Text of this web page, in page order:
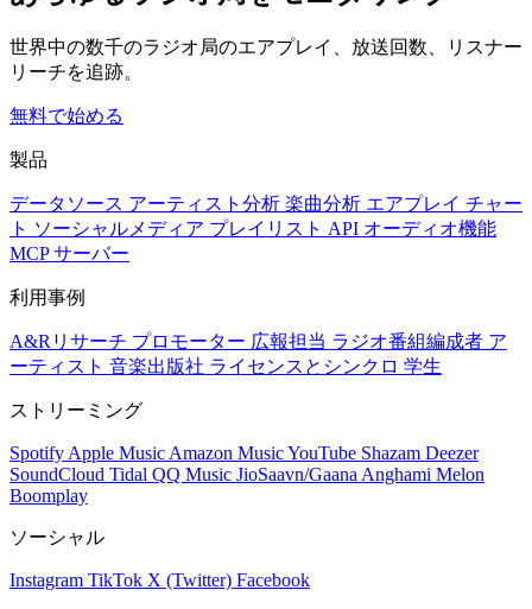
世界中の数千のラジオ局のエアプレイ、放送回数、リスナー
リーチを追跡。
無料で始める
製品
データソース アーティスト分析 楽曲分析 エアプレイ チャー
ト ソーシャルメディア プレイリスト API オーディオ機能
MCP サーバー
利用事例
A&Rリサーチ プロモーター 広報担当 ラジオ番組編成者 ア
ーティスト 音楽出版社 ライセンスとシンクロ 学生
ストリーミング
Spotify Apple Music Amazon MusicYouTube Shazam Deezer
SoundCloud Tidal QQ Music JioSaavn/Gaana Anghami Melon
Boomplay
ソーシャル
Instagram TikTok X (Twitter) Facebook